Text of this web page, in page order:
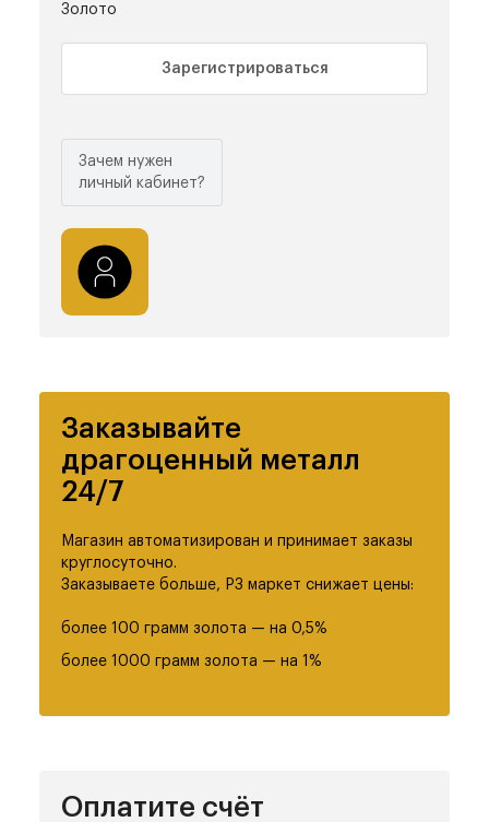
Золото
Зарегистрироваться
Зачем нужен
личный кабинет?
Заказывайте
драгоценный металл
24/7
Магазин автоматизирован и принимает заказы
круглосуточно.
Заказываете больше, РЗ маркет снижает цены:
более 100 грамм золота — на 0,5%
более 1000 грамм золота — на 1%
Оплатите счёт